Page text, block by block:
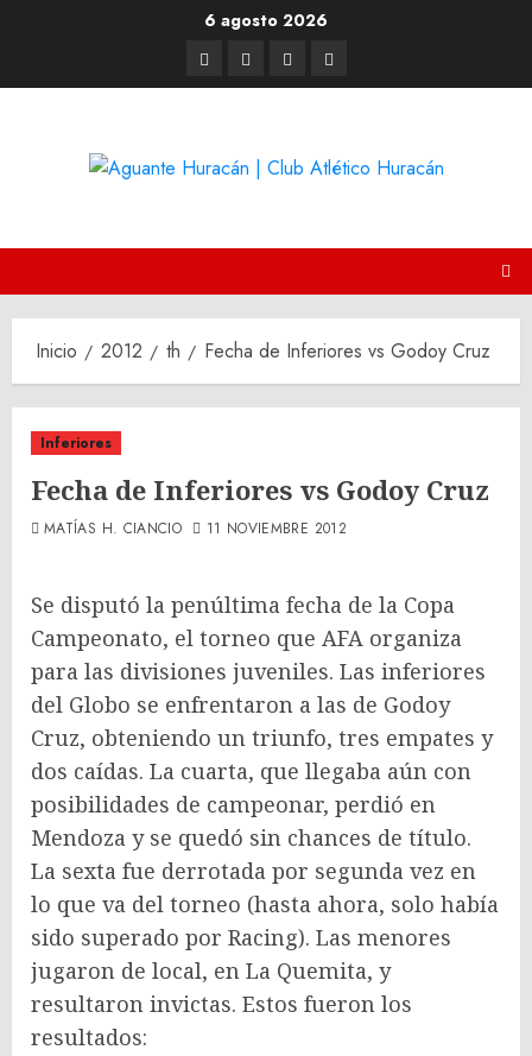
6 agosto 2026
TwitterYoutubeFacebookInstagram
Inicio 2012 th Fecha de Inferiores vs Godoy Cruz
Inferiores
Fecha de Inferiores vs Godoy Cruz
MATÍAS H. CIANCIO 11 NOVIEMBRE 2012
Se disputó la penúltima fecha de la Copa
Campeonato, el torneo que AFA organiza
para las divisiones juveniles. Las inferiores
del Globo se enfrentaron a las de Godoy
Cruz, obteniendo un triunfo, tres empates y
dos caídas. La cuarta, que llegaba aún con
posibilidades de campeonar, perdió en
Mendoza y se quedó sin chances de título.
La sexta fue derrotada por segunda vez en
lo que va del torneo (hasta ahora, solo había
sido superado por Racing). Las menores
jugaron de local, en La Quemita, y
resultaron invictas. Estos fueron los
resultados: